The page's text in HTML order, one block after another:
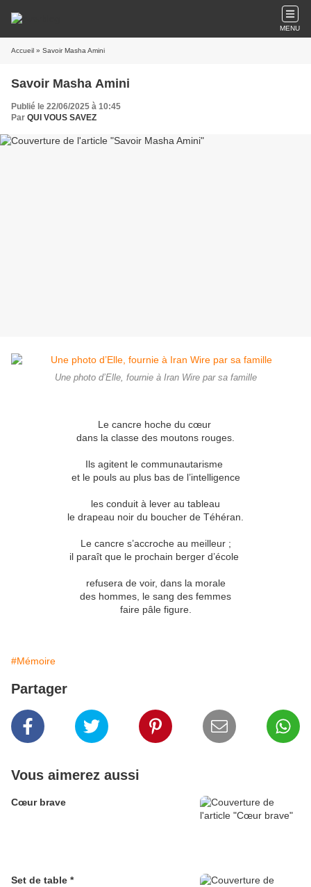
MENU
Accueil » Savoir Masha Amini
Savoir Masha Amini
Publié le 22/06/2025 à 10:45
Par QUI VOUS SAVEZ
Une photo d’Elle, fournie à Iran Wire par sa famille
Le cancre hoche du cœur
dans la classe des moutons rouges.
Ils agitent le communautarisme
et le pouls au plus bas de l’intelligence
les conduit à lever au tableau
le drapeau noir du boucher de Téhéran.
Le cancre s’accroche au meilleur ;
il paraît que le prochain berger d’école
refusera de voir, dans la morale
des hommes, le sang des femmes
faire pâle figure.
#Mémoire
Partager
Vous aimerez aussi
Cœur brave
Set de table *